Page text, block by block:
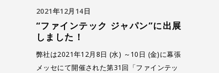
2021年12月14日
“ファインテック ジャパン”に出展
しました！
弊社は2021年12月8日 (水) ～10日 (金)に幕張
メッセにて開催された第31回「ファインテッ